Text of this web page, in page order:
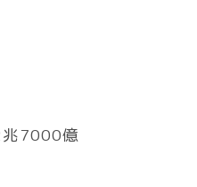
7000億